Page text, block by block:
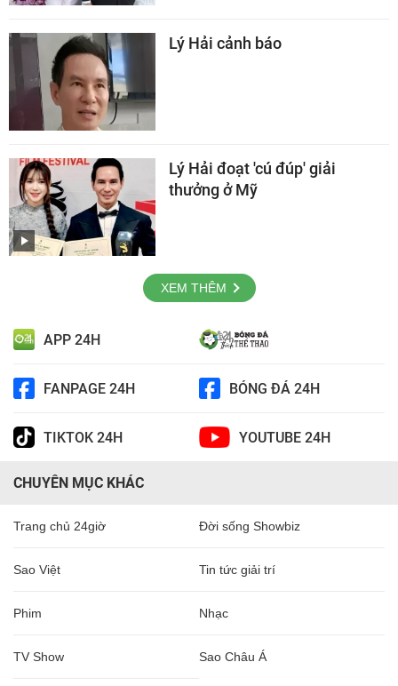
Lý Hải cảnh báo
Lý Hải đoạt 'cú đúp' giải
thưởng ở Mỹ
XEM THÊM
APP 24H
FANPAGE 24H BÓNG ĐÁ 24H
TIKTOK 24H YOUTUBE 24H
CHUYÊN MỤC KHÁC
Trang chủ 24giờ Đời sống Showbiz
Sao Việt Tin tức giải trí
Phim Nhạc
TV Show Sao Châu Á